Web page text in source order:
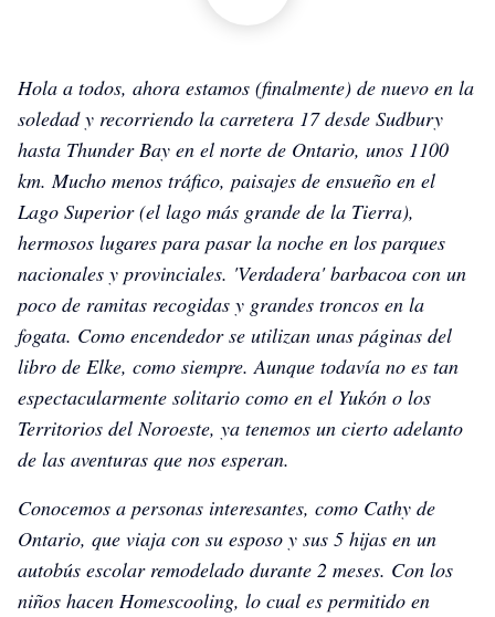
Hola a todos, ahora estamos (finalmente) de nuevo en la
soledad y recorriendo la carretera 17 desde Sudbury
hasta Thunder Bay en el norte de Ontario, unos 1100
km. Mucho menos tráfico, paisajes de ensueño en el
Lago Superior (el lago más grande de la Tierra),
hermosos lugares para pasar la noche en los parques
nacionales y provinciales. 'Verdadera' barbacoa con un
poco de ramitas recogidas y grandes troncos en la
fogata. Como encendedor se utilizan unas páginas del
libro de Elke, como siempre. Aunque todavía no es tan
espectacularmente solitario como en el Yukón o los
Territorios del Noroeste, ya tenemos un cierto adelanto
de las aventuras que nos esperan.
Conocemos a personas interesantes, como Cathy de
Ontario, que viaja con su esposo y sus 5 hijas en un
autobús escolar remodelado durante 2 meses. Con los
niños hacen Homescooling, lo cual es permitido en